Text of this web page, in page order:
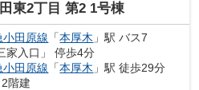
東2丁目 第2 1号棟
小田原線 「本厚木 」駅 バス7
家入口」 停歩4分
小田原線 「本厚木 」駅 徒歩29分
階建